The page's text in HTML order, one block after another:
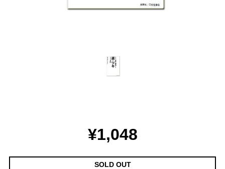
¥1,048
SOLD OUT